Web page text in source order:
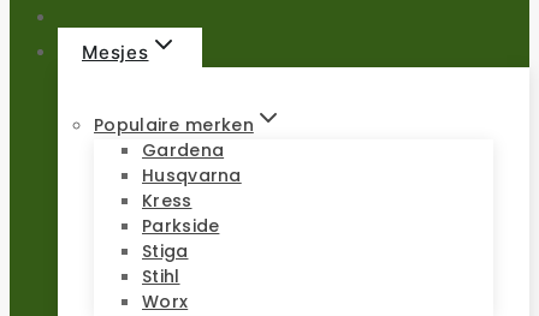
Mesjes
Populaire merken
Gardena
Husqvarna
Kress
Parkside
Stiga
Stihl
Worx